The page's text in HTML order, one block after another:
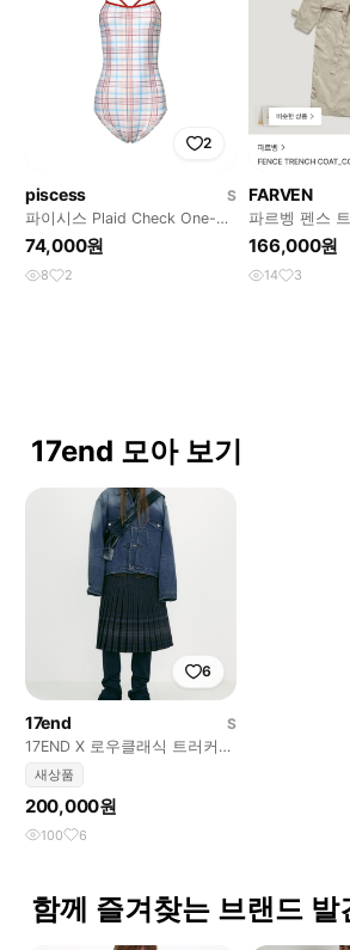
2
piscess
S
파이시스 Plaid Check One-
Piece Swimsuit
74,000원
8 2
FARVEN
파르벵 펜스
스톤
166,000원
14 3
17end 모아 보기
6
17end
S
17END X 로우클래식 트러커
자켓
새상품
200,000원
100 6
함께 즐겨찾는 브랜드 발